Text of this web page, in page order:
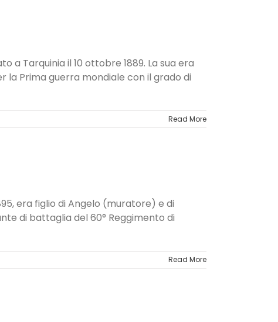
a Tarquinia il 10 ottobre 1889. La sua era
Prima guerra mondiale con il grado di
Read More
era figlio di Angelo (muratore) e di
di battaglia del 60° Reggimento di
Read More